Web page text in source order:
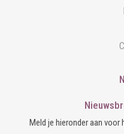
Meld je hieronder aan